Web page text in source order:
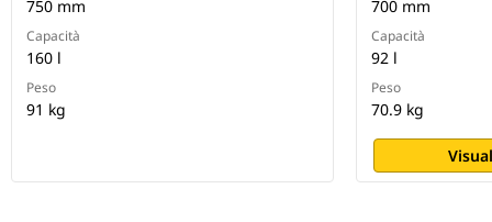
750 mm
Capacità
160 l
Peso
91 kg
700 mm
Capacità
92 l
Peso
70.9 kg